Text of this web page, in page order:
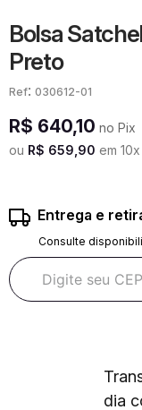
Bolsa
Preto
: 030612-01
R$ 640,10 no Pix
ou R$ 659 90 em 10
Entrega e
Consulte
dia